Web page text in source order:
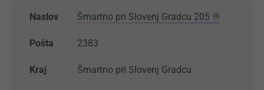
Naslov Šmartno pri Slovenj Gradcu 205
Pošta 2383
Kraj Šmartno pri Slovenj Gradcu